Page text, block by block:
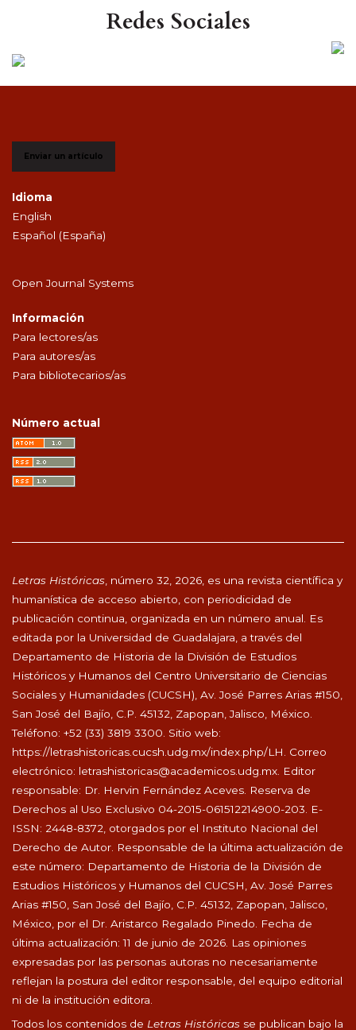
Redes Sociales
Enviar un artículo
Idioma
English
Español (España)
Open Journal Systems
Información
Para lectores/as
Para autores/as
Para bibliotecarios/as
Número actual
Letras Históricas , número 32, 2026, es una revista científica y
humanística de acceso abierto, con periodicidad de
publicación continua, organizada en un número anual. Es
editada por la Universidad de Guadalajara, a través del
Departamento de Historia de la División de Estudios
Históricos y Humanos del Centro Universitario de Ciencias
Sociales y Humanidades (CUCSH), Av. José Parres Arias #150,
San José del Bajío, C.P. 45132, Zapopan, Jalisco, México.
Teléfono: +52 (33) 3819 3300. Sitio web:
https://letrashistoricas.cucsh.udg.mx/index.php/LH
. Correo
electrónico: letrashistoricas@academicos.udg.mx . Editor
responsable: Dr. Hervin Fernández Aceves. Reserva de
Derechos al Uso Exclusivo 04-2015-061512214900-203. E-
ISSN: 2448-8372, otorgados por el Instituto Nacional del
Derecho de Autor. Responsable de la última actualización de
este número: Departamento de Historia de la División de
Estudios Históricos y Humanos del CUCSH, Av. José Parres
Arias #150, San José del Bajío, C.P. 45132, Zapopan, Jalisco,
México, por el Dr. Aristarco Regalado Pinedo. Fecha de
última actualización: 11 de junio de 2026. Las opiniones
expresadas por las personas autoras no necesariamente
reflejan la postura del editor responsable, del equipo editorial
ni de la institución editora.
Todos los contenidos de Letras Históricas se publican bajo la